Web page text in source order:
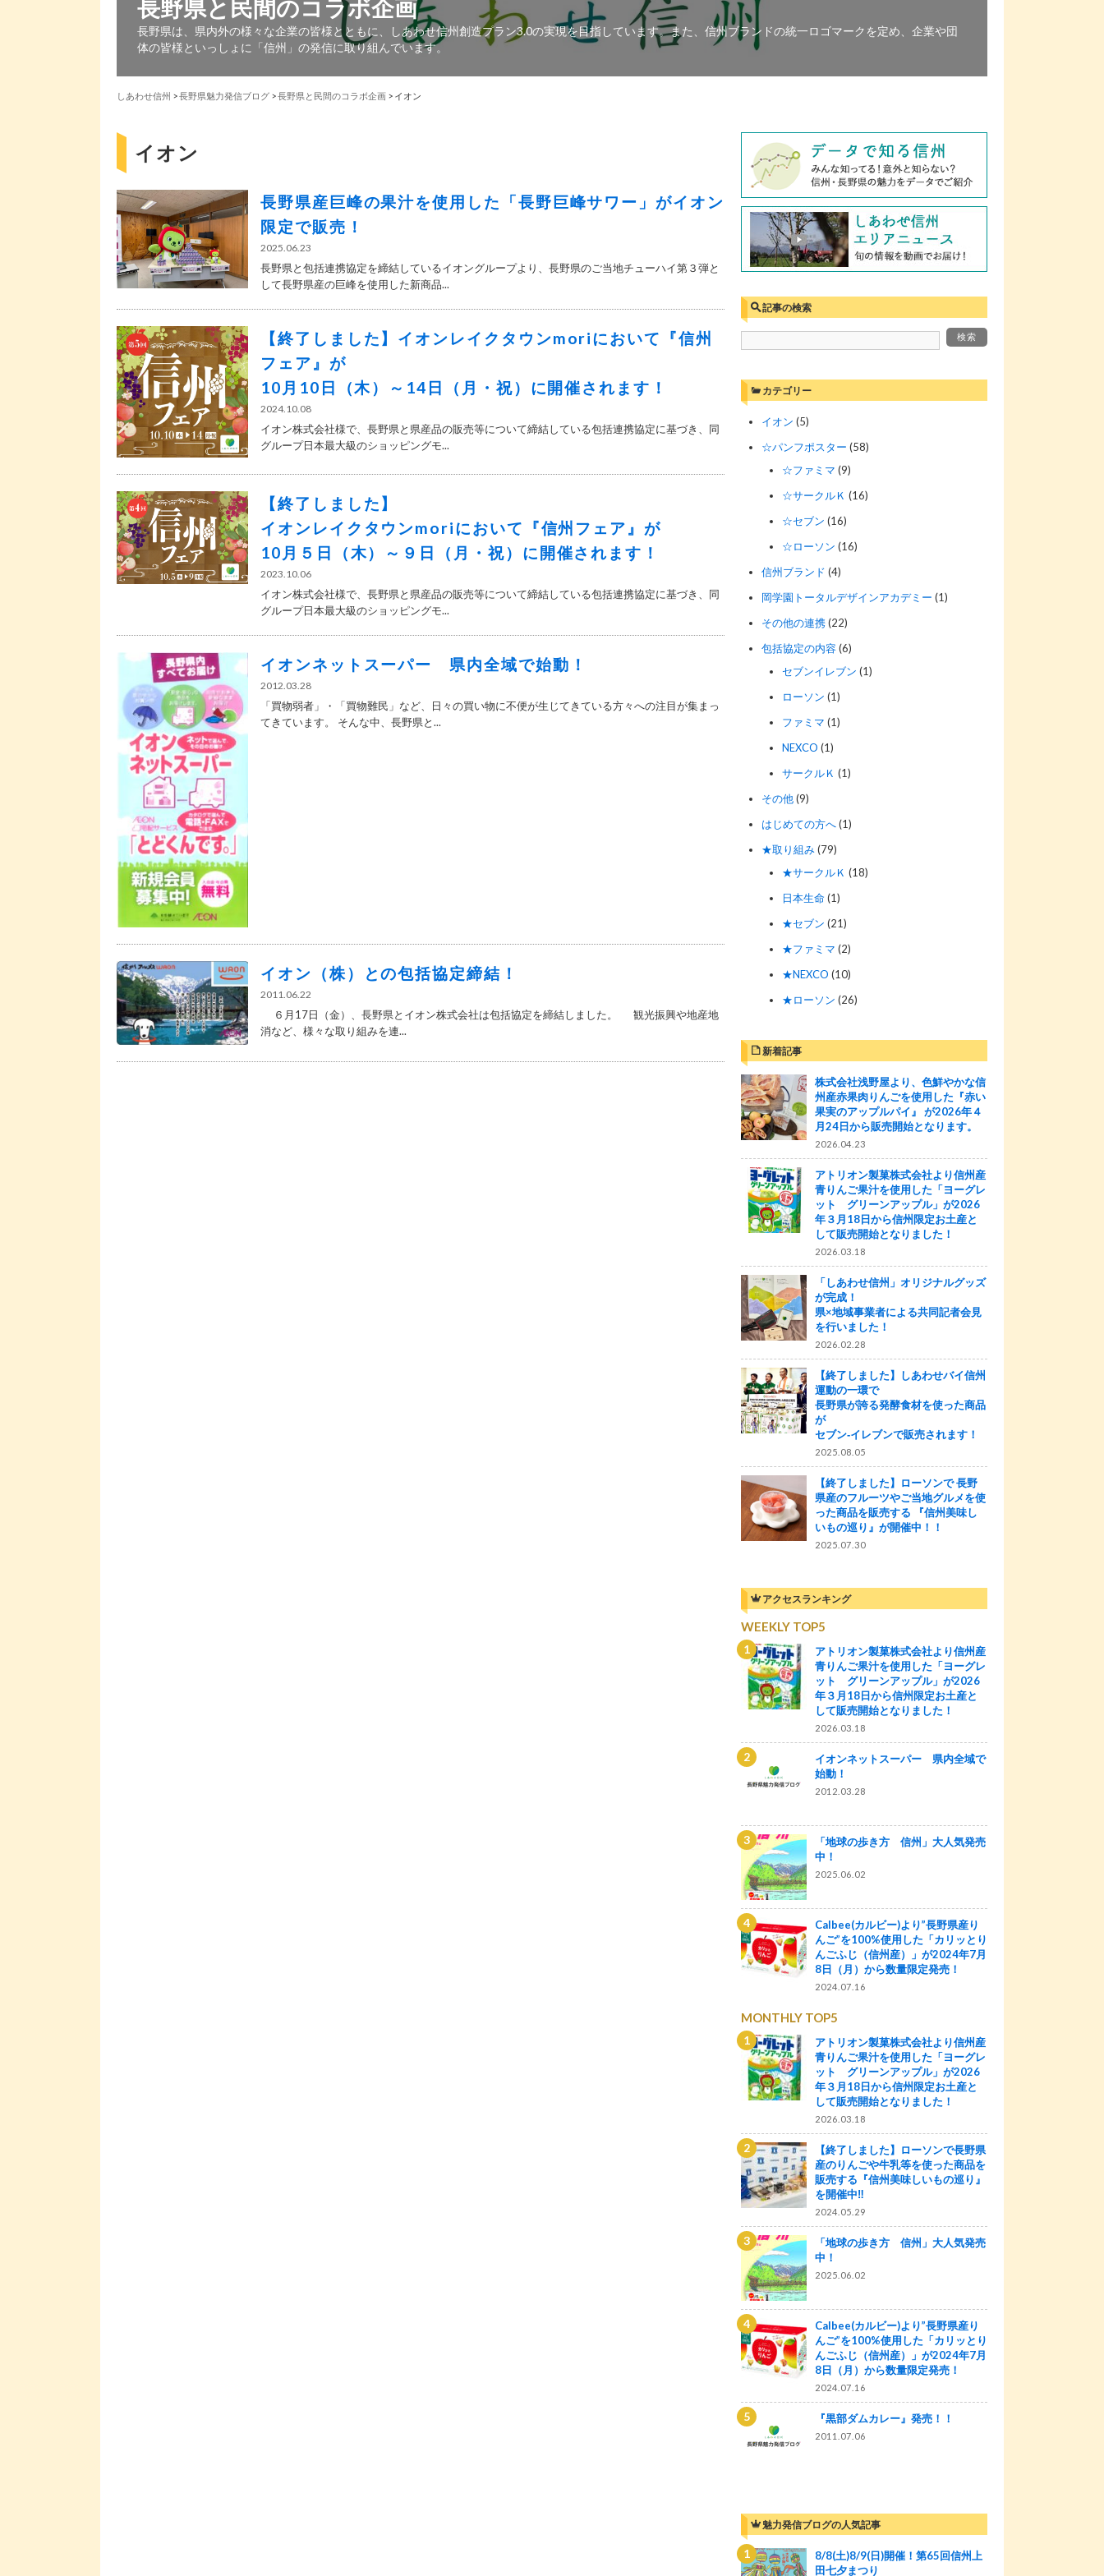
長野県と民間のコラボ企画
長野県は、県内外の様々な企業の皆様とともに、しあわせ信州創造プラン3.0の実現を目指しています。また、信州ブランドの統一ロゴマークを定め、企業や団
体の皆様といっしょに「信州」の発信に取り組んでいます。
しあわせ信州 >長野県魅力発信ブログ >長野県と民間のコラボ企画 > イオン
イオン
長野県産巨峰の果汁を使用した「長野巨峰サワー」がイオン
限定で販売！
2025.06.23
長野県と包括連携協定を締結しているイオングループより、長野県のご当地チューハイ第３弾と
して長野県産の巨峰を使用した新商品...
【終了しました】イオンレイクタウンmoriにおいて『信州
フェア』が
10月10日（木）～14日（月・祝）に開催されます！
2024.10.08
イオン株式会社様で、長野県と県産品の販売等について締結している包括連携協定に基づき、同
グループ日本最大級のショッピングモ...
【終了しました】
イオンレイクタウンmoriにおいて『信州フェア』が
10月５日（木）～９日（月・祝）に開催されます！
2023.10.06
イオン株式会社様で、長野県と県産品の販売等について締結している包括連携協定に基づき、同
グループ日本最大級のショッピングモ...
イオンネットスーパー 県内全域で始動！
2012.03.28
「買物弱者」・「買物難民」など、日々の買い物に不便が生じてきている方々への注目が集まっ
てきています。 そんな中、長野県と...
イオン（株）との包括協定締結！
2011.06.22
６月17日（金）、長野県とイオン株式会社は包括協定を締結しました。 観光振興や地産地
消など、様々な取り組みを連...
記事の検索
カテゴリー
イオン (5)
☆パンフポスター (58)
☆ファミマ (9)
☆サークルＫ (16)
☆セブン (16)
☆ローソン (16)
信州ブランド (4)
岡学園トータルデザインアカデミー (1)
その他の連携(22)
包括協定の内容(6)
セブンイレブン (1)
ローソン (1)
ファミマ (1)
NEXCO (1)
サークルＫ (1)
その他(9)
はじめての方へ(1)
★取り組み(79)
★サークルＫ (18)
日本生命 (1)
★セブン (21)
★ファミマ (2)
★NEXCO (10)
★ローソン (26)
新着記事
株式会社浅野屋より、色鮮やかな信
州産赤果肉りんごを使用した『赤い
果実のアップルパイ』 が2026年４
月24日から販売開始となります。
2026.04.23
アトリオン製菓株式会社より信州産
青りんご果汁を使用した「ヨーグレ
ット グリーンアップル」が2026
年３月18日から信州限定お土産と
して販売開始となりました！
2026.03.18
「しあわせ信州」オリジナルグッズ
が完成！
県×地域事業者による共同記者会見
を行いました！
2026.02.28
【終了しました】しあわせバイ信州
運動の一環で
長野県が誇る発酵食材を使った商品
が
セブン‐イレブンで販売されます！
2025.08.05
【終了しました】ローソンで 長野
県産のフルーツやご当地グルメを使
った商品を販売する 『信州美味し
いもの巡り』が開催中！！
2025.07.30
アクセスランキング
WEEKLY TOP5
アトリオン製菓株式会社より信州産
青りんご果汁を使用した「ヨーグレ
ット グリーンアップル」が2026
年３月18日から信州限定お土産と
して販売開始となりました！
2026.03.18
イオンネットスーパー 県内全域で
始動！
2012.03.28
「地球の歩き方 信州」大人気発売
中！
2025.06.02
Calbee(カルビー)より”長野県産り
んご”を100%使用した「カリッとり
んごふじ（信州産）」が2024年7月
8日（月）から数量限定発売！
2024.07.16
MONTHLY TOP5
アトリオン製菓株式会社より信州産
青りんご果汁を使用した「ヨーグレ
ット グリーンアップル」が2026
年３月18日から信州限定お土産と
して販売開始となりました！
2026.03.18
【終了しました】ローソンで長野県
産のりんごや牛乳等を使った商品を
販売する『信州美味しいもの巡り』
を開催中‼
2024.05.29
「地球の歩き方 信州」大人気発売
中！
2025.06.02
Calbee(カルビー)より”長野県産り
んご”を100%使用した「カリッとり
んごふじ（信州産）」が2024年7月
8日（月）から数量限定発売！
2024.07.16
『黒部ダムカレー』発売！！
2011.07.06
魅力発信ブログの人気記事
8/8(土)8/9(日)開催！第65回信州上
田七夕まつり